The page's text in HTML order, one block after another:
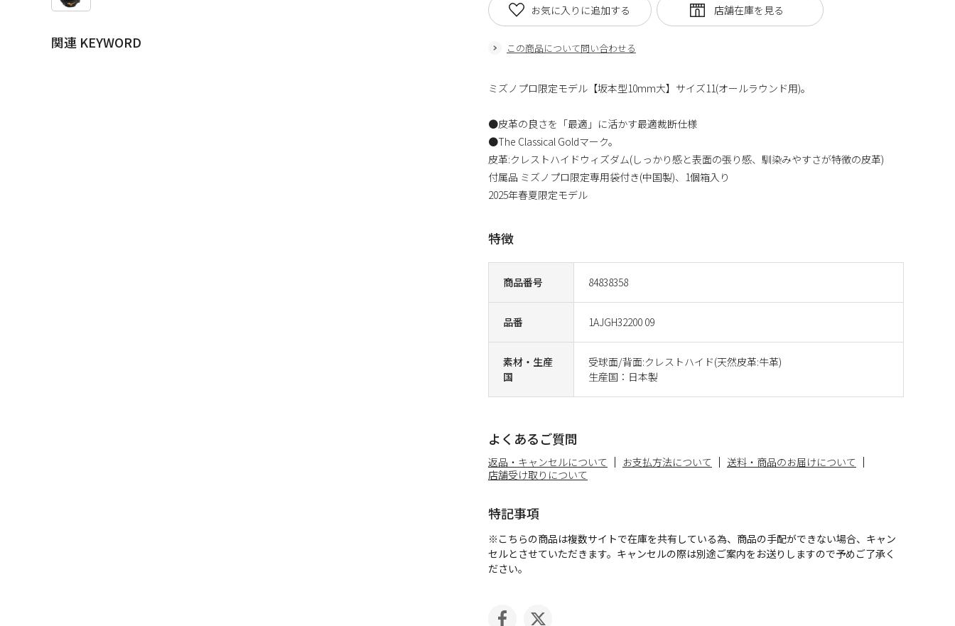
関連 KEYWORD
商品番号 84838358
品番 1AJGH32200 09
素材・生産
国
受球面/背面:クレストハイド(天然皮革:牛革)
生産国：日本製
この商品について問い合わせる
お気に入りに追加する
ミズノプロ限定モデル【坂本型10mm大】サイズ11(オールラウンド用)。
●皮革の良さを「最適」に活かす最適裁断仕様
●The Classical Goldマーク。
皮革:クレストハイドウィズダム(しっかり感と表面の張り感、馴染みやすさが特徴の皮革)
付属品 ミズノプロ限定専用袋付き(中国製)、1個箱入り
2025年春夏限定モデル
特徴
よくあるご質問
返品・キャンセルについて お支払方法について
送料・商品のお届けについて
店舗受け取りについて
特記事項
※こちらの商品は複数サイトで在庫を共有している為、商品の手配ができない場合、キャン
セルとさせていただきます。キャンセルの際は別途ご案内をお送りしますので予めご了承く
ださい。